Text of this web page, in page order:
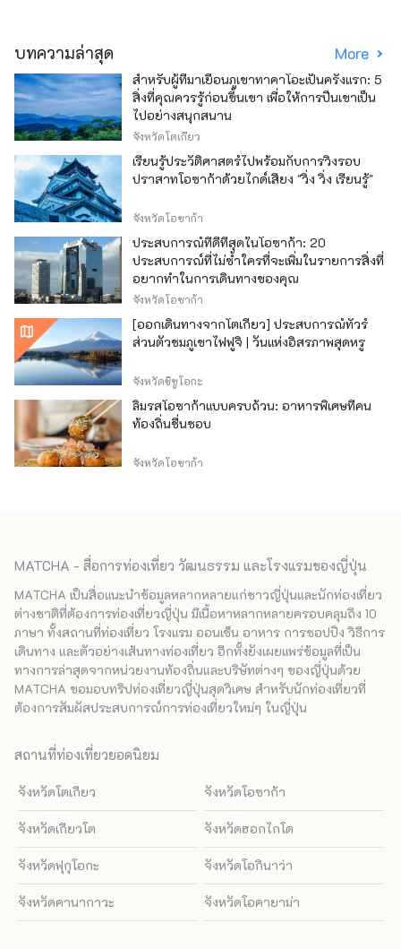
บทความล่าสุด More
สำหรับผู้ที่มาเยือนภูเขาทาคาโอะเป็นครั้งแรก: 5
สิ่งที่คุณควรรู้ก่อนขึ้นเขา เพื่อให้การปีนเขาเป็น
ไปอย่างสนุกสนาน
จังหวัดโตเกียว
เรียนรู้ประวัติศาสตร์ไปพร้อมกับการวิ่งรอบ
ปราสาทโอซาก้าด้วยไกด์เสียง "วิ่ง วิ่ง เรียนรู้"
จังหวัดโอซาก้า
ประสบการณ์ที่ดีที่สุดในโอซาก้า: 20
ประสบการณ์ที่ไม่ซ้ำใครที่จะเพิ่มในรายการสิ่งที่
อยากทำในการเดินทางของคุณ
จังหวัดโอซาก้า
[ออกเดินทางจากโตเกียว] ประสบการณ์ทัวร์
ส่วนตัวชมภูเขาไฟฟูจิ | วันแห่งอิสรภาพสุดหรู
จังหวัดชิซูโอกะ
ลิ้มรสโอซาก้าแบบครบถ้วน: อาหารพิเศษที่คน
ท้องถิ่นชื่นชอบ
จังหวัดโอซาก้า
MATCHA - สื่อการท่องเที่ยว วัฒนธรรม และโรงแรมของญี่ปุ่น
MATCHA เป็นสื่อแนะนำข้อมูลหลากหลายแก่ชาวญี่ปุ่นและนักท่องเที่ยว
ต่างชาติที่ต้องการท่องเที่ยวญี่ปุ่น มีเนื้อหาหลากหลายครอบคลุมถึง 10
ภาษา ทั้งสถานที่ท่องเที่ยว โรงแรม ออนเซ็น อาหาร การชอปปิง วิธีการ
เดินทาง และตัวอย่างเส้นทางท่องเที่ยว อีกทั้งยังเผยแพร่ข้อมูลที่เป็น
ทางการล่าสุดจากหน่วยงานท้องถิ่นและบริษัทต่างๆ ของญี่ปุ่นด้วย
MATCHA ขอมอบทริปท่องเที่ยวญี่ปุ่นสุดวิเศษ สำหรับนักท่องเที่ยวที่
ต้องการสัมผัสประสบการณ์การท่องเที่ยวใหม่ๆ ในญี่ปุ่น
สถานที่ท่องเที่ยวยอดนิยม
จังหวัดโตเกียว จังหวัดโอซาก้า
จังหวัดเกียวโต จังหวัดฮอกไกโด
จังหวัดฟุกุโอกะ จังหวัดโอกินาว่า
จังหวัดคานากาวะ จังหวัดโอคายาม่า